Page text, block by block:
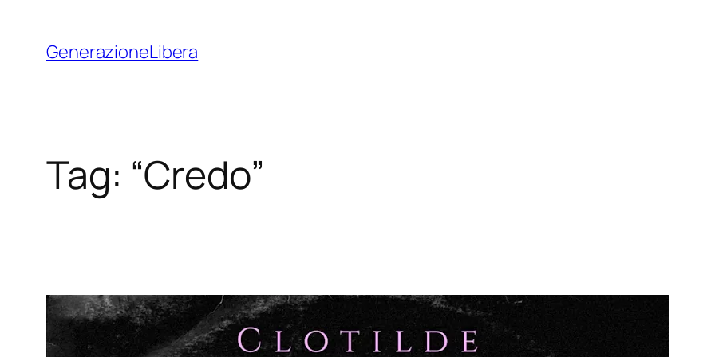
contenuto
GenerazioneLibera
Tag: “Credo”